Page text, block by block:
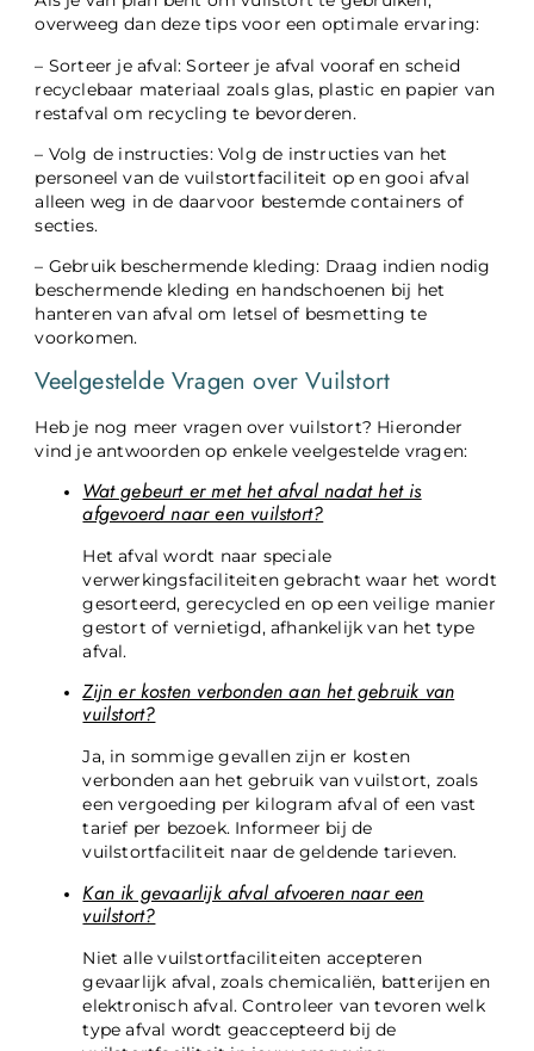
overweeg dan deze tips voor een optimale ervaring:
– Sorteer je afval: Sorteer je afval vooraf en scheid
recyclebaar materiaal zoals glas, plastic en papier van
restafval om recycling te bevorderen.
– Volg de instructies: Volg de instructies van het
personeel van de vuilstortfaciliteit op en gooi afval
alleen weg in de daarvoor bestemde containers of
secties.
– Gebruik beschermende kleding: Draag indien nodig
beschermende kleding en handschoenen bij het
hanteren van afval om letsel of besmetting te
voorkomen.
Veelgestelde Vragen over Vuilstort
Heb je nog meer vragen over vuilstort? Hieronder
vind je antwoorden op enkele veelgestelde vragen:
Wat gebeurt er met het afval nadat het is
afgevoerd naar een vuilstort?
Het afval wordt naar speciale
verwerkingsfaciliteiten gebracht waar het wordt
gesorteerd, gerecycled en op een veilige manier
gestort of vernietigd, afhankelijk van het type
afval.
Zijn er kosten verbonden aan het gebruik van
vuilstort?
Ja, in sommige gevallen zijn er kosten
verbonden aan het gebruik van vuilstort, zoals
een vergoeding per kilogram afval of een vast
tarief per bezoek. Informeer bij de
vuilstortfaciliteit naar de geldende tarieven.
Kan ik gevaarlijk afval afvoeren naar een
vuilstort?
Niet alle vuilstortfaciliteiten accepteren
gevaarlijk afval, zoals chemicaliën, batterijen en
elektronisch afval. Controleer van tevoren welk
type afval wordt geaccepteerd bij de